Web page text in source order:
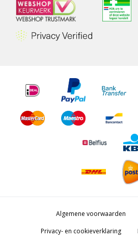
Algemene voorwaarden
Privacy- en cookieverklaring